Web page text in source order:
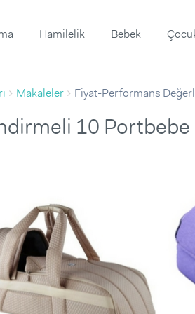
Hamilelik Bebek
Makaleler Fiyat-Performans
10 Portbebe